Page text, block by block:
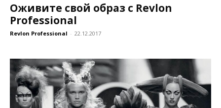
Оживите свой образ с Revlon
Professional
Revlon Professional - 22.12.2017